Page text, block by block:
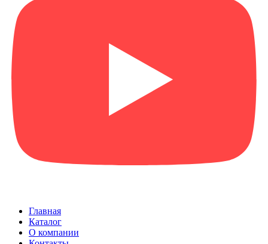
Главная
Каталог
О компании